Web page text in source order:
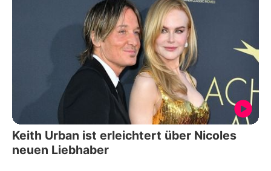
Keith Urban ist erleichtert über Nicoles
neuen Liebhaber